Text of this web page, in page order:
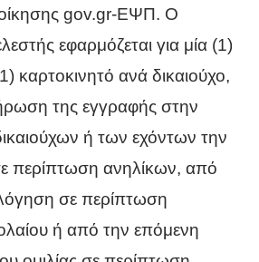
gov.gr-ΕΨΠ. Ο
εφαρμόζεται για μία (1)
καρτοκινητό ανά δικαιούχο,
της εγγραφής στην
ή των εχόντων την
περίπτωση ανηλίκων, από
σε περίπτωση
ή από την επόμενη